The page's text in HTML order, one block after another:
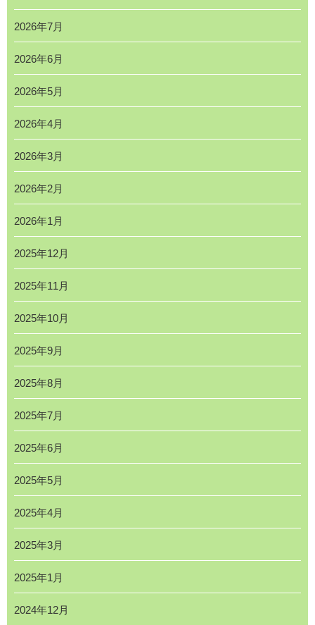
2026年7月
2026年6月
2026年5月
2026年4月
2026年3月
2026年2月
2026年1月
2025年12月
2025年11月
2025年10月
2025年9月
2025年8月
2025年7月
2025年6月
2025年5月
2025年4月
2025年3月
2025年1月
2024年12月